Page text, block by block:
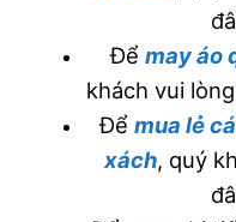
Đểmay áo
khách vui
Để mua lẻ
xách, quý